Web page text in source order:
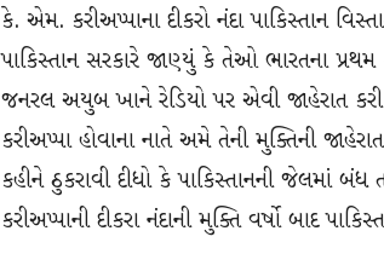
કે. એમ. કરીઅપ્પાના દીકરો નંદા પાકિસ્તાન
પાકિસ્તાન સરકારે જાણ્યું કે તેઓ ભારતના પ્રથમ
જનરલ અયુબ ખાને રેડિયો પર એવી જાહેરાત
કરીઅપ્પા હોવાના નાતે અમે તેની મુક્તિની
કહીને ઠુકરાવી દીધો કે પાકિસ્તાનની જેલમાં
કરીઅપ્પાની દીકરા નંદાની મુક્તિ વર્ષો બાદ